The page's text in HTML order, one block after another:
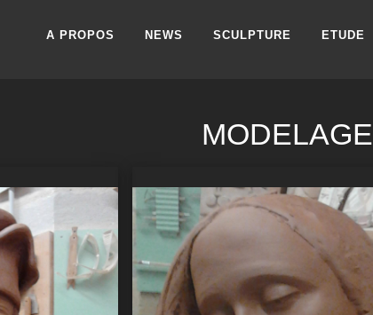
A PROPOS NEWS SCULPTURE ETUDE
MODELAGE